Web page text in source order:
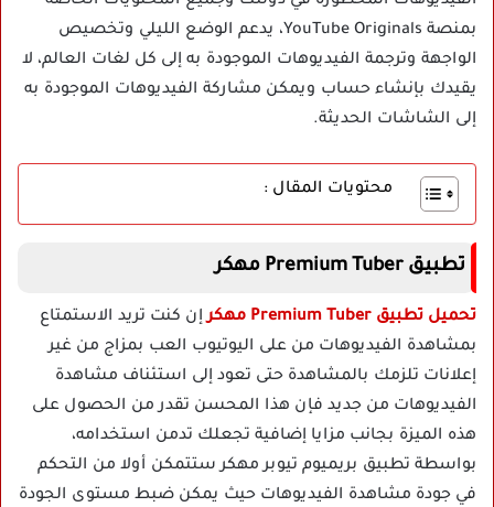
بمنصة YouTube Originals، يدعم الوضع الليلي وتخصيص
الواجهة وترجمة الفيديوهات الموجودة به إلى كل لغات العالم، لا
يقيدك بإنشاء حساب ويمكن مشاركة الفيديوهات الموجودة به
إلى الشاشات الحديثة.
محتويات المقال :
تطبيق Premium Tuber مهكر
تحميل تطبيق Premium Tuber مهكر
إن كنت تريد الاستمتاع
بمشاهدة الفيديوهات من على اليوتيوب العب بمزاج من غير
إعلانات تلزمك بالمشاهدة حتى تعود إلى استئناف مشاهدة
الفيديوهات من جديد فإن هذا المحسن تقدر من الحصول على
هذه الميزة بجانب مزايا إضافية تجعلك تدمن استخدامه،
بواسطة تطبيق بريميوم تيوبر مهكر ستتمكن أولا من التحكم
في جودة مشاهدة الفيديوهات حيث يمكن ضبط مستوى الجودة